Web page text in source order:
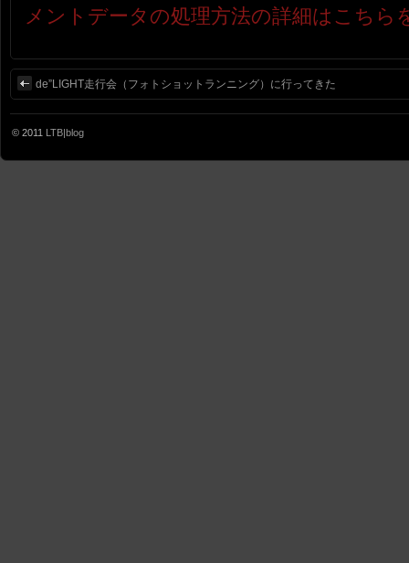
メントデータの処理方法の詳細はこちら
de”LIGHT走行会（フォトショットランニング）に行ってきた
© 2011 LTB|blog